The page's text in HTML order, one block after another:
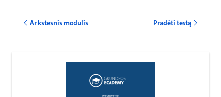
Ankstesnis modulis Pradėti testą